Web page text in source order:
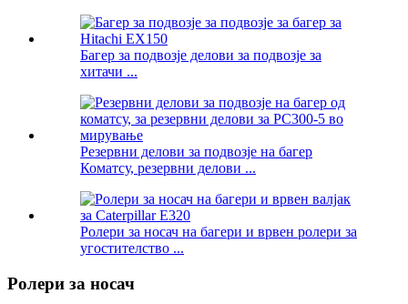
Багер за подвозје делови за подвозје за
хитачи ...
Резервни делови за подвозје на багер
Коматсу, резервни делови ...
Ролери за носач на багери и врвен ролери за
угостителство ...
Ролери за носач